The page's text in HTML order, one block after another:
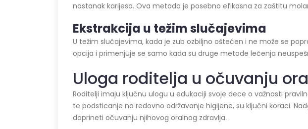
nastanak karijesa. Ova metoda je posebno efikasna za zaštitu
Ekstrakcija u težim slučajevima
U težim slučajevima, kada je zub ozbiljno oštećen i ne može se
opcija i primenjuje se samo kada su druge metode lečenja
Uloga roditelja u očuvanju
Roditelji imaju ključnu ulogu u edukaciji svoje dece o važnosti
te podsticanje na redovno održavanje higijene, su ključni koraci.
doprineti očuvanju njihovog oralnog zdravlja.